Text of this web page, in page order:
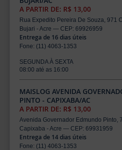
A PARTIR DE: R$ 13,00
Rua Expedito Pereira De Souza, 971
Bujari - Acre — CEP: 69926959
Entrega de 16 dias úteis
Fone: (11) 4063-1353
SEGUNDA À SEXTA
08:00 até as 16:00
MAISLOG AVENIDA
PINTO - CAPIXABA/AC
A PARTIR DE: R$ 13,00
Avenida Governador Edmundo Pinto,
Capixaba - Acre — CEP: 69931959
Entrega de 14 dias úteis
Fone: (11) 4063-1353